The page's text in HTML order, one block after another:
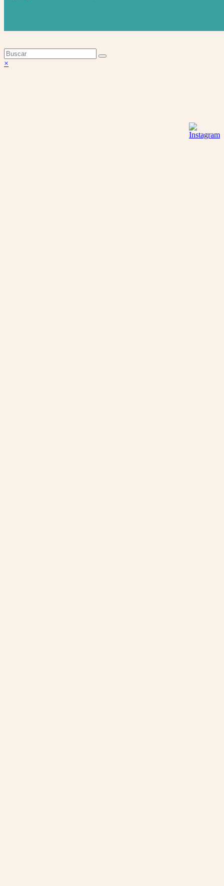
Volver
×